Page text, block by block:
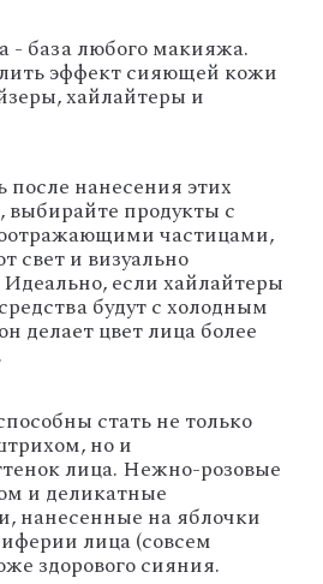
- база любого макияжа.
эффект сияющей кожи
хайлайтеры и
нанесения этих
выбирайте продукты с
частицами,
свет и визуально
если хайлайтеры
будут с холодным
делает цвет лица более
стать не только
но и
лица. Нежно-розовые
и деликатные
нанесенные на яблочки
лица (совсем
здорового сияния.